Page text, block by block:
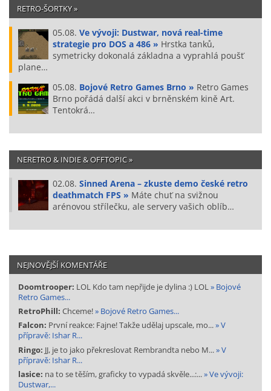
RETRO-ŠORTKY »
05.08. Ve vývoji: Dustwar, nová real-time
strategie pro DOS a 486 » Hrstka tanků,
symetricky dokonalá základna a vyprahlá poušť
plane…
05.08. Bojové Retro Games Brno » Retro Games
Brno pořádá další akci v brněnském kině Art.
Tentokrá…
NERETRO & INDIE & OFFTOPIC »
02.08. Sinned Arena – zkuste demo české retro
deathmatch FPS » Máte chuť na svižnou
arénovou střílečku, ale servery vašich oblíb…
NEJNOVĚJŠÍ KOMENTÁŘE
Doomtrooper: LOL Kdo tam nepřijde je dylina :) LOL» Bojové
Retro Games...
RetroPhill: Chceme!» Bojové Retro Games...
Falcon: První reakce: Fajne! Takže udělaj upscale, mo...» V
přípravě: Ishar R...
Ringo: JJ, je to jako překreslovat Rembrandta nebo M...» V
přípravě: Ishar R...
lasice: na to se těším, graficky to vypadá skvěle...:...» Ve vývoji:
Dustwar,...